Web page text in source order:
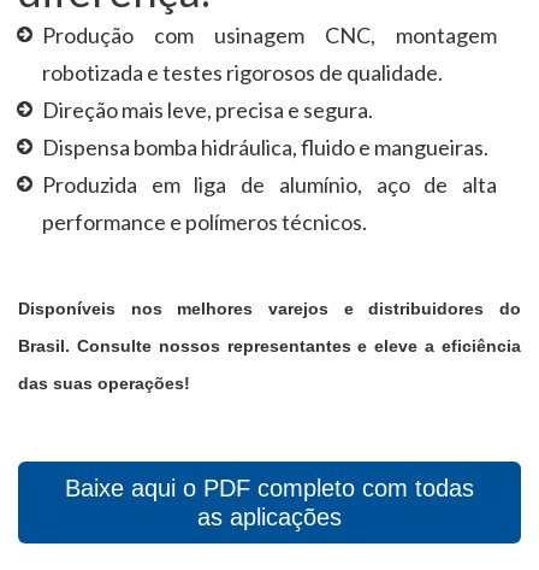
Produção com usinagem CNC, montagem
robotizada e testes rigorosos de qualidade.
Direção mais leve, precisa e segura.
Dispensa bomba hidráulica, fluido e mangueiras.
Produzida em liga de alumínio, aço de alta
performance e polímeros técnicos.
Disponíveis nos melhores varejos e distribuidores do
Brasil. Consulte nossos representantes e eleve a eficiência
das suas operações!
Baixe aqui o PDF completo com todas
as aplicações